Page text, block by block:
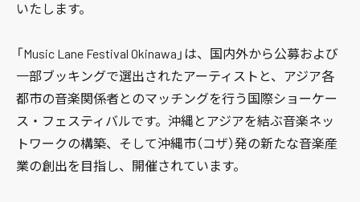
いたします。
「Music Lane Festival Okinawa」は、国内外から公募および
一部ブッキングで選出されたアーティストと、アジア各
都市の音楽関係者とのマッチングを行う国際ショーケー
ス・フェスティバルです。沖縄とアジアを結ぶ音楽ネッ
トワークの構築、そして沖縄市（コザ）発の新たな音楽産
業の創出を目指し、開催されています。